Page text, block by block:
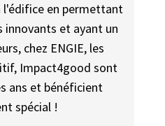
l'édifice en permettant
innovants et ayant un
chez ENGIE, les
Impact4good sont
ans et bénéficient
spécial !